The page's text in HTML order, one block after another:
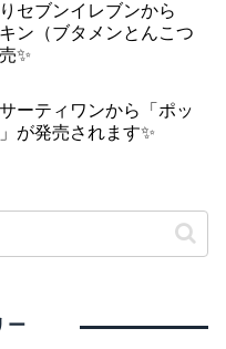
セブンイレブンから
ン（ブタメンとんこつ
✨
ーティワンから「ポッ
が発売されます✨
ー